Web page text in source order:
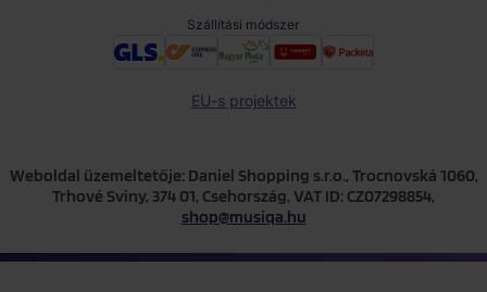
Szállítási módszer
EU-s projektek
Weboldal üzemeltetője: Daniel Shopping s.r.o., Trocnovská 1060,
Trhové Sviny, 374 01, Csehország, VAT ID: CZ07298854,
shop@musiqa.hu